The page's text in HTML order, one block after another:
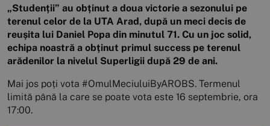
„Studenții” au obținut a doua victorie a sezonului pe
terenul celor de la UTA Arad, după un meci decis de
reușita lui Daniel Popa din minutul 71. Cu un joc solid,
echipa noastră a obținut primul success pe terenul
arădenilor la nivelul Superligii după 29 de ani.
Mai jos poți vota #OmulMeciuluiByAROBS. Termenul
limită până la care se poate vota este 16 septembrie, ora
17:00.